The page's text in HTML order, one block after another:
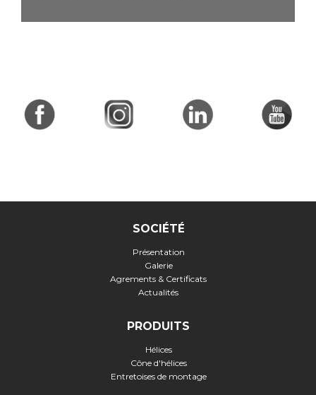
SOCIÉTÉ
Présentation
Galerie
Agrements & Certificats
Actualités
PRODUITS
Hélices
Cône d'hélices
Entretoises de montage